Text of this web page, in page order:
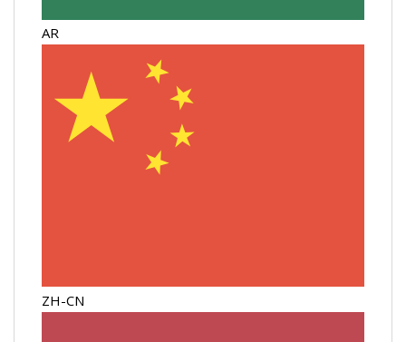
AR
ZH-CN